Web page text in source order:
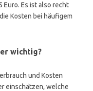
Euro. Es ist also recht
Kosten bei häufigem
wichtig?
und Kosten
einschätzen, welche